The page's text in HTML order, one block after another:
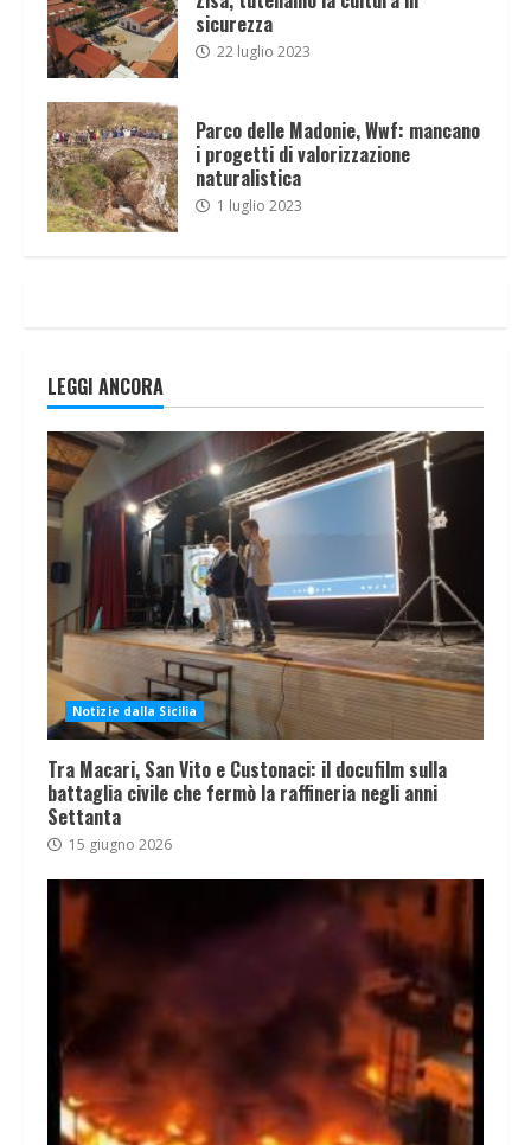
sicurezza
22 luglio 2023
Parco delle Madonie, Wwf: mancano
i progetti di valorizzazione
naturalistica
1 luglio 2023
LEGGI ANCORA
Notizie dalla Sicilia
Tra Macari, San Vito e Custonaci: il docufilm sulla
battaglia civile che fermò la raffineria negli anni
Settanta
15 giugno 2026